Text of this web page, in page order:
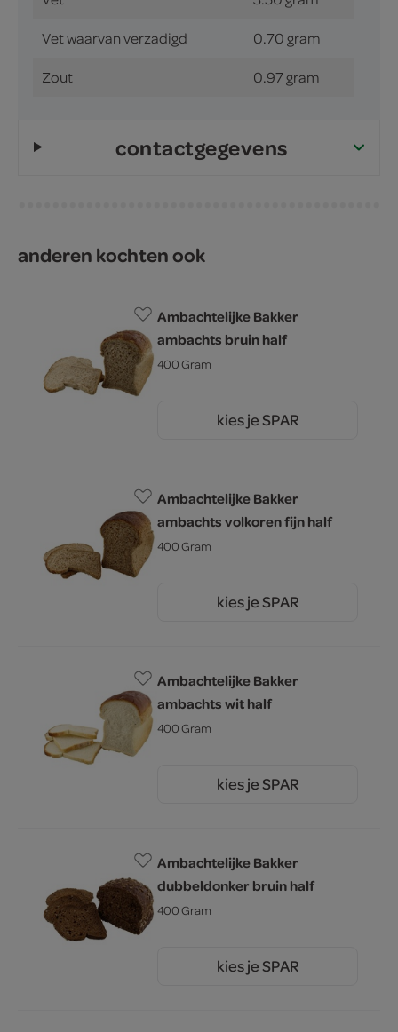
Vet waarvan verzadigd 0.70 gram
Zout 0.97 gram
contactgegevens
anderen kochten ook
Ambachtelijke Bakker
ambachts bruin half
400 Gram
kies je SPAR
Ambachtelijke Bakker
ambachts volkoren fijn half
400 Gram
kies je SPAR
Ambachtelijke Bakker
ambachts wit half
400 Gram
kies je SPAR
Ambachtelijke Bakker
dubbeldonker bruin half
400 Gram
kies je SPAR